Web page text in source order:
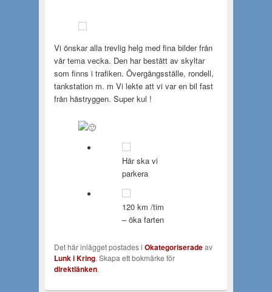
Vi önskar alla trevlig helg med fina bilder från
vår tema vecka. Den har bestått av skyltar
som finns i trafiken. Övergångsställe, rondell,
tankstation m. m Vi lekte att vi var en bil fast
från hästryggen. Super kul !
Här ska vi
parkera
120 km /tim
– öka farten
Det här inlägget postades i Okategoriseradeav
Lunk i Kring. Skapa ett bokmärke för
direktlänken.